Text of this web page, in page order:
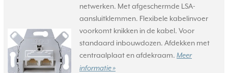
netwerken. Met afgeschermde LSA-
aansluitklemmen. Flexibele kabelinvoer
voorkomt knikken in de kabel. Voor
standaard inbouwdozen. Afdekken met
centraalplaat en afdekraam. Meer
informatie »